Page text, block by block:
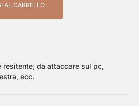
AL CARRELLO
resitente; da attaccare sul pc,
ecc.